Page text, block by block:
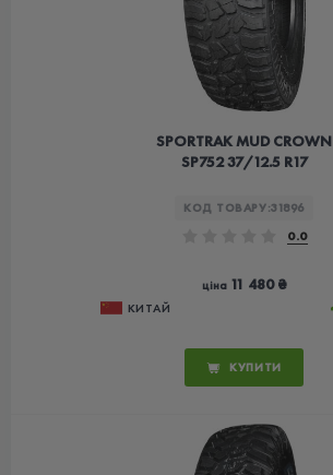
SPORTRAK MUD CROWN
SP752 37/12.5 R17
КОД ТОВАРУ:31896
0.0
ціна11 480 ₴
КИТАЙ
КУПИТИ